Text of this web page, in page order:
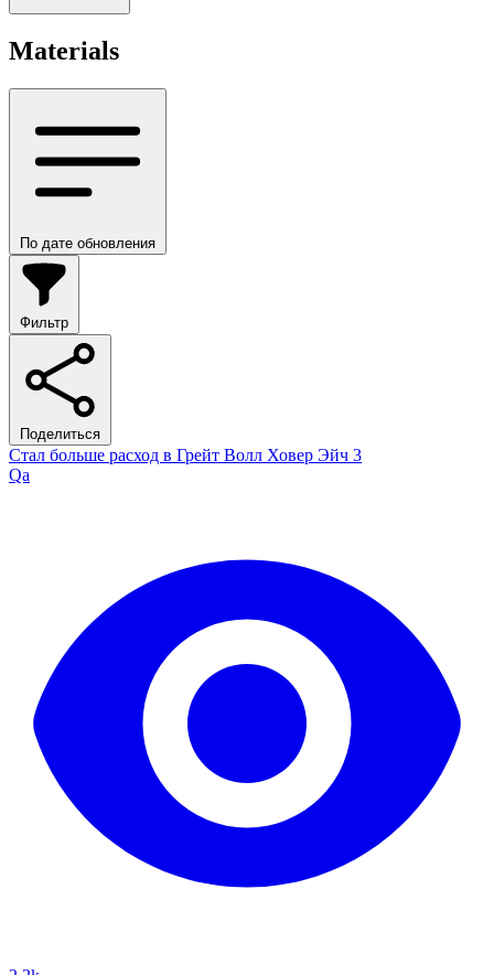
Materials
По дате обновления
Фильтр
Поделиться
Стал больше расход в Грейт Волл Ховер Эйч 3
Qa